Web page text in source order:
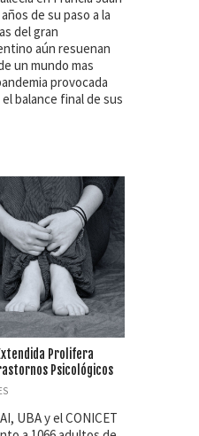
de su paso a la
del gran
aún resuenan
un mundo mas
provocada
balance final de sus
Prolifera
Psicológicos
UBA y el CONICET